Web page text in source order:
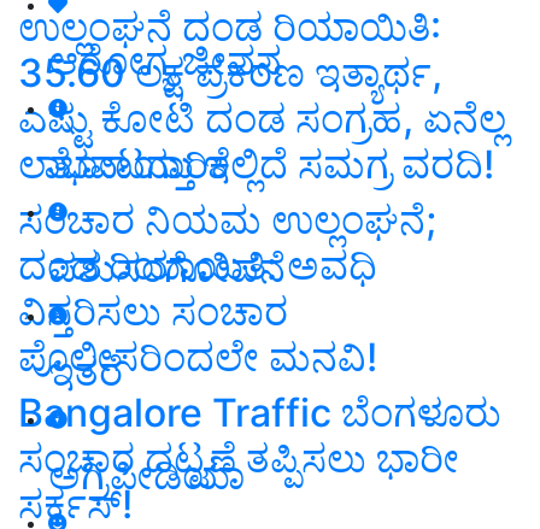
ಆರೋಗ್ಯ ಜೀವನ
ತೋಟಗಾರಿಕೆ
ಪಶುಸಂಗೋಪನೆ
ಇತರೆ
ಅಗ್ರಿಪೀಡಿಯಾ
ಉಲ್ಲಂಘನೆ ದಂಡ ರಿಯಾಯಿತಿ:
35.60 ಲಕ್ಷ ಪ್ರಕರಣ ಇತ್ಯಾರ್ಥ,
ಎಷ್ಟು ಕೋಟಿ ದಂಡ ಸಂಗ್ರಹ, ಏನೆಲ್ಲ
ಲಾಭವಾಯ್ತು ಇಲ್ಲಿದೆ ಸಮಗ್ರ ವರದಿ!
ಸಂಚಾರ ನಿಯಮ ಉಲ್ಲಂಘನೆ;
ದಂಡ ರಿಯಾಯಿತಿ: ಅವಧಿ
ವಿಸ್ತರಿಸಲು ಸಂಚಾರ
ಪೊಲೀಸರಿಂದಲೇ ಮನವಿ!
Bangalore Traffic ಬೆಂಗಳೂರು
ಸಂಚಾರ ದಟ್ಟಣೆ ತಪ್ಪಿಸಲು ಭಾರೀ
ಸರ್ಕಸ್‌!